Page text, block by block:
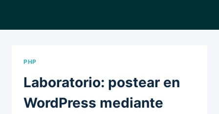
PHP
Laboratorio: postear en
WordPress mediante